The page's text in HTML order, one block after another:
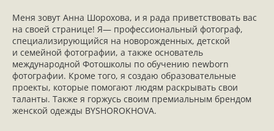
Меня зовут Анна Шорохова, и я рада приветствовать вас
на своей странице! Я— профессиональный фотограф,
специализирующийся на новорожденных, детской
и семейной фотографии, а также основатель
международной Фотошколы по обучению newborn
фотографии. Кроме того, я создаю образовательные
проекты, которые помогают людям раскрывать свои
таланты. Также я горжусь своим премиальным брендом
женской одежды BYSHOROKHOVA.